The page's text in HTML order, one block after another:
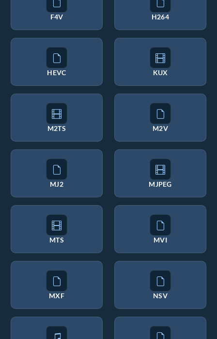
F4V H264
HEVC KUX
M2TS M2V
MJ2 MJPEG
MTS MVI
MXF NSV